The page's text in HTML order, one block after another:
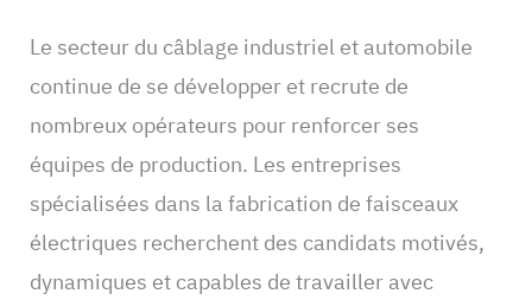
Le secteur du câblage industriel et automobile
continue de se développer et recrute de
nombreux opérateurs pour renforcer ses
équipes de production. Les entreprises
spécialisées dans la fabrication de faisceaux
électriques recherchent des candidats motivés,
dynamiques et capables de travailler avec